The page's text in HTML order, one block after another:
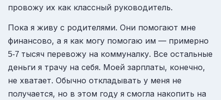
провожу их как классный руководитель.
Пока я живу с родителями. Они помогают мне
финансово, а я как могу помогаю им — примерно
5-7 тысяч перевожу на коммуналку. Все остальные
деньги я трачу на себя. Моей зарплаты, конечно,
не хватает. Обычно откладывать у меня не
получается, но в этом году я смогла накопить на